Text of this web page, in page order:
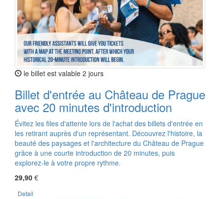
le billet est valable 2 jours
Billet d'entrée au Château de Prague
avec 20 minutes d'introduction
Évitez les files d'attente lors de l'achat des billets d'entrée en
les retirant auprès d'un représentant. Découvrez l'histoire, la
beauté des paysages et l'architecture du Château de Prague
grâce à une courte introduction de 20 minutes, puis
explorez-le à votre propre rythme.
29,90 €
Detail